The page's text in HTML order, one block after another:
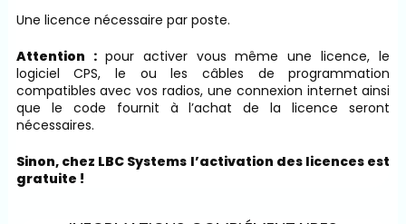
Une licence nécessaire par poste.
Attention : pour activer vous même une licence, le
logiciel CPS, le ou les câbles de programmation
compatibles avec vos radios, une connexion internet ainsi
que le code fournit à l’achat de la licence seront
nécessaires.
Sinon, chez LBC Systems l’activation des licences est
gratuite !